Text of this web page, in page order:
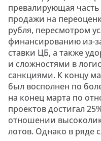
превалирующая часть
продажи на
рубля, пересмотром
финансированию из-
ставки ЦБ, а также
и сложностями в
санкциями. К концу
был восполнен по
на конец марта по
проектов достигал
отношении
лотов. Однако в ряде